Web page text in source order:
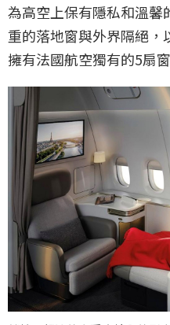
為高空上保有隱私和溫
重的落地窗與外界隔絕
擁有法國航空獨有的5扇